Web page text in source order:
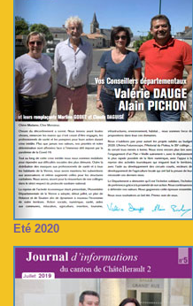
Eté 2020